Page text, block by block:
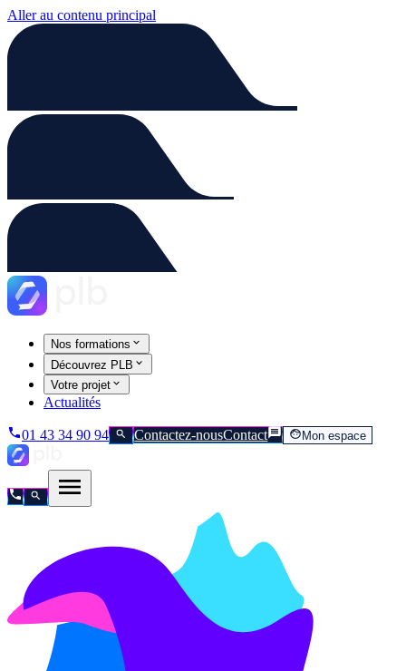
Aller au contenu principal
Nos formations
Découvrez PLB
Votre projet
Actualités
01 43 34 90 94 Contactez-nousContact Mon espace